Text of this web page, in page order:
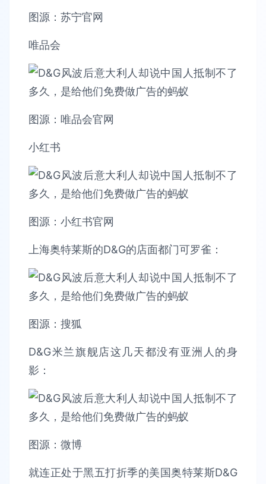
图源：苏宁官网
唯品会
图源：唯品会官网
小红书
图源：小红书官网
上海奥特莱斯的D&G的店面都门可罗雀：
图源：搜狐
D&G米兰旗舰店这几天都没有亚洲人的身
影：
图源：微博
就连正处于黑五打折季的美国奥特莱斯D&G